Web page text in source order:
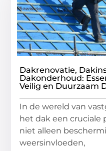
Dakrenovatie,
Dakonderhoud:
Veilig en Duurzaam
In de wereld van
het dak een cruciale
niet alleen
weersinvloeden,